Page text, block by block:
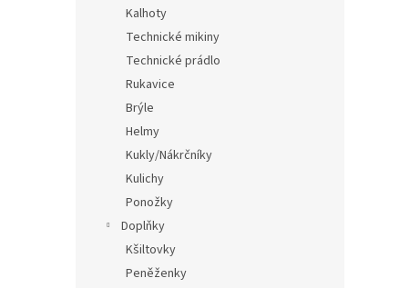
Kalhoty
Technické mikiny
Technické prádlo
Rukavice
Brýle
Helmy
Kukly/Nákrčníky
Kulichy
Ponožky
Doplňky
Kšiltovky
Peněženky